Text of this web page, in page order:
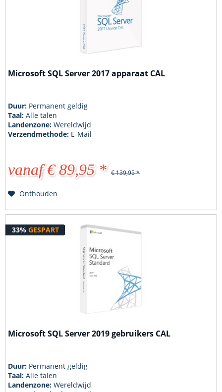
Microsoft SQL Server 2017 apparaat CAL
Duur: Permanent geldig
Taal:Alle talen
Landenzone:Wereldwijd
Verzendmethode: E-Mail
vanaf € 89,95 * € 139,95 *
Onthouden
33% GESPART
Microsoft SQL Server 2019 gebruikers CAL
Duur: Permanent geldig
Taal:Alle talen
Landenzone:Wereldwijd